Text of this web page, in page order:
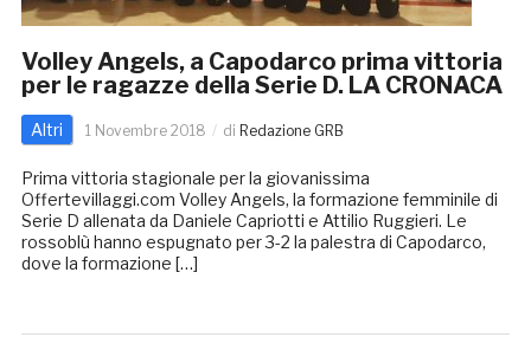
Volley Angels, a Capodarco prima vittoria
per le ragazze della Serie D. LA CRONACA
Altri 1 Novembre 2018 di Redazione GRB
Prima vittoria stagionale per la giovanissima
Offertevillaggi.com Volley Angels, la formazione femminile di
Serie D allenata da Daniele Capriotti e Attilio Ruggieri. Le
rossoblù hanno espugnato per 3-2 la palestra di Capodarco,
dove la formazione […]